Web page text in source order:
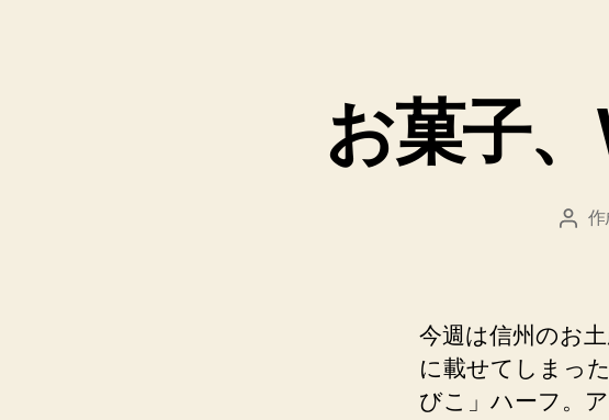
お菓子
投
今週は信州のお
に載せてしまっ
びこ」ハーフ。